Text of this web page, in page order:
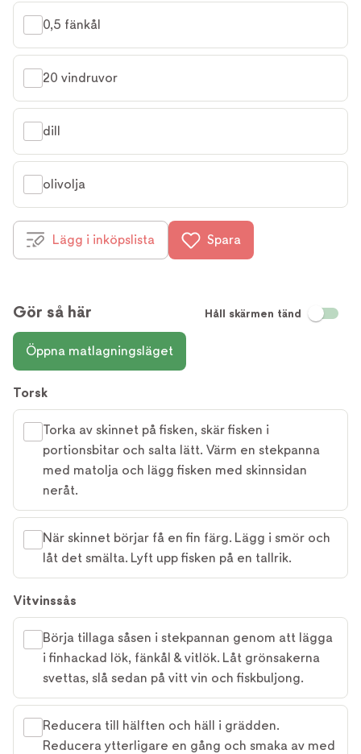
0,5 fänkål
20 vindruvor
dill
olivolja
Lägg i inköpslista Spara
Gör så här Håll skärmen tänd
Öppna matlagningsläget
Torsk
Torka av skinnet på fisken, skär fisken i
portionsbitar och salta lätt. Värm en stekpanna
med matolja och lägg fisken med skinnsidan
neråt.
När skinnet börjar få en fin färg. Lägg i smör och
låt det smälta. Lyft upp fisken på en tallrik.
Vitvinssås
Börja tillaga såsen i stekpannan genom att lägga
i finhackad lök, fänkål & vitlök. Låt grönsakerna
svettas, slå sedan på vitt vin och fiskbuljong.
Reducera till hälften och häll i grädden.
Reducera ytterligare en gång och smaka av med